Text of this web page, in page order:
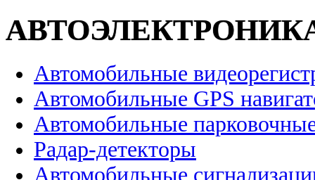
Автомобильные
Автомобильные GPS
Автомобильные
Радар-детекторы
Автомобильные